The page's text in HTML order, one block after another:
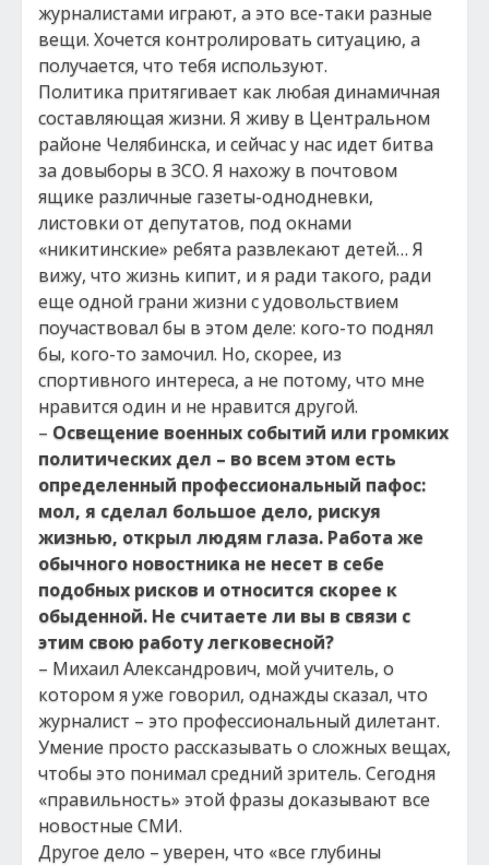
журналистами играют, а это все-таки разные
вещи. Хочется контролировать ситуацию, а
получается, что тебя используют.
Политика притягивает как любая динамичная
составляющая жизни. Я живу в Центральном
районе Челябинска, и сейчас у нас идет битва
за довыборы в ЗСО. Я нахожу в почтовом
ящике различные газеты-однодневки,
листовки от депутатов, под окнами
«никитинские» ребята развлекают детей… Я
вижу, что жизнь кипит, и я ради такого, ради
еще одной грани жизни с удовольствием
поучаствовал бы в этом деле: кого-то поднял
бы, кого-то замочил. Но, скорее, из
спортивного интереса, а не потому, что мне
нравится один и не нравится другой.
– Освещение военных событий или громких
политических дел – во всем этом есть
определенный профессиональный пафос:
мол, я сделал большое дело, рискуя
жизнью, открыл людям глаза. Работа же
обычного новостника не несет в себе
подобных рисков и относится скорее к
обыденной. Не считаете ли вы в связи с
этим свою работу легковесной?
– Михаил Александрович, мой учитель, о
котором я уже говорил, однажды сказал, что
журналист – это профессиональный дилетант.
Умение просто рассказывать о сложных вещах,
чтобы это понимал средний зритель. Сегодня
«правильность» этой фразы доказывают все
новостные СМИ.
Другое дело – уверен, что «все глубины